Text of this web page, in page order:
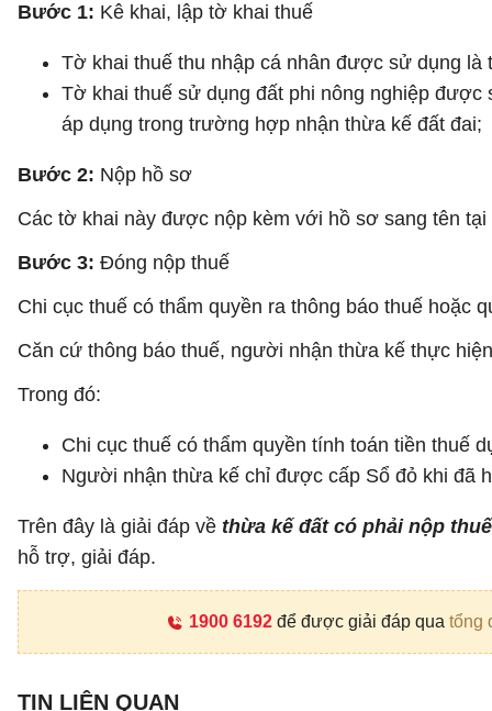
Bước 1: Kê khai, lập tờ khai thuế
Tờ khai thuế thu nhập cá nhân được sử dụng
Tờ khai thuế sử dụng đất phi nông nghiệp được
áp dụng trong trường hợp nhận thừa kế đất đai;
Bước 2: Nộp hồ sơ
Các tờ khai này được nộp kèm với hồ sơ sang tên
Bước 3: Đóng nộp thuế
Chi cục thuế có thẩm quyền ra thông báo thuế hoặc
Căn cứ thông báo thuế, người nhận thừa kế thực
Trong đó:
Chi cục thuế có thẩm quyền tính toán tiền thuế
Người nhận thừa kế chỉ được cấp Sổ đỏ khi đã
Trên đây là giải đáp về thừa kế đất có phải nộp
hỗ trợ, giải đáp.
1900 6192để được giải đáp qua tổng
TIN LIÊN QUAN